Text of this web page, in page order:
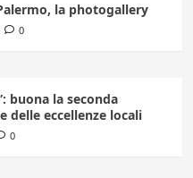
la photogallery
0
buona la seconda
delle eccellenze locali
0